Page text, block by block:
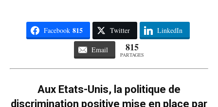
Facebook 815 Twitter LinkedIn
Email 815
PARTAGES
Aux Etats-Unis, la politique de
discrimination positive mise en place par